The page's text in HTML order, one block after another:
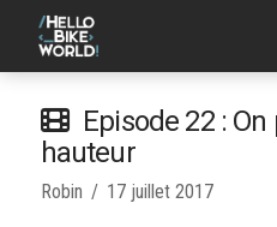
Episode 22 :
hauteur
Robin 17 juillet 2017